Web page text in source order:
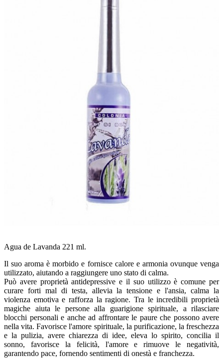
Agua de Lavanda 221 ml.
Il suo aroma è morbido e fornisce calore e armonia ovunque venga
utilizzato, aiutando a raggiungere uno stato di calma.
Può avere proprietà antidepressive e il suo utilizzo è comune per
curare forti mal di testa, allevia la tensione e l'ansia, calma la
violenza emotiva e rafforza la ragione. Tra le incredibili proprietà
magiche aiuta le persone alla guarigione spirituale, a rilasciare
blocchi personali e anche ad affrontare le paure che possono avere
nella vita. Favorisce l'amore spirituale, la purificazione, la freschezza
e la pulizia, avere chiarezza di idee, eleva lo spirito, concilia il
sonno, favorisce la felicità, l'amore e rimuove le negatività,
garantendo pace, fornendo sentimenti di onestà e franchezza.